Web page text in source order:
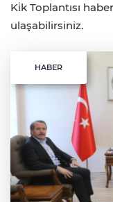
Ki̇k Toplantısı
ulaşabilirsiniz.
HABER